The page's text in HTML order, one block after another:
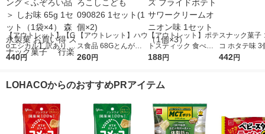
【アウトレット】【G
oエシカル】訳あり ポ
テロング＜ふぞろい品
お買い得 スナック菓
440円
【アウトレット】ハウ
ス食品 68Gとんがり
焼もろこしこども 090
260円
【アウトレット】ポテ
トスティック 食べき
りサイズ フライドポ
（1個×3）
188円
スナック菓子
コ ホタテ味 3
グリコ
442円
LOHACOからのおすすめPRアイテム